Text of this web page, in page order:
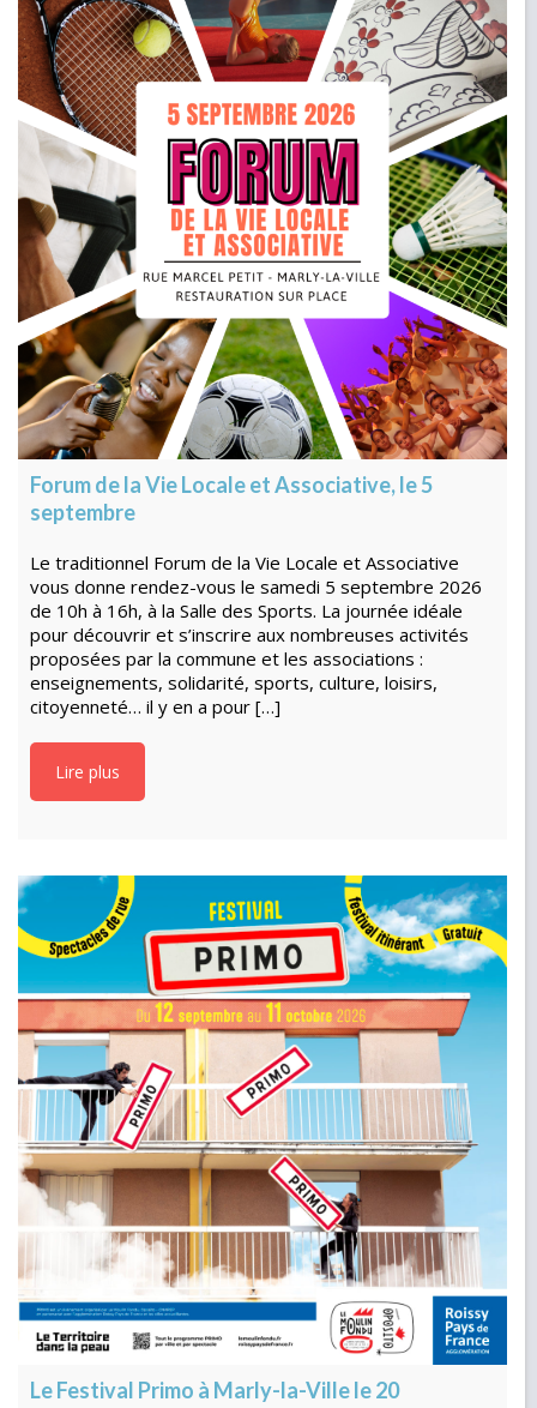
Forum de la Vie Locale et Associative, le 5
septembre
Le traditionnel Forum de la Vie Locale et Associative
vous donne rendez-vous le samedi 5 septembre 2026
de 10h à 16h, à la Salle des Sports. La journée idéale
pour découvrir et s’inscrire aux nombreuses activités
proposées par la commune et les associations :
enseignements, solidarité, sports, culture, loisirs,
citoyenneté… il y en a pour […]
Lire plus
Le Festival Primo à Marly-la-Ville le 20